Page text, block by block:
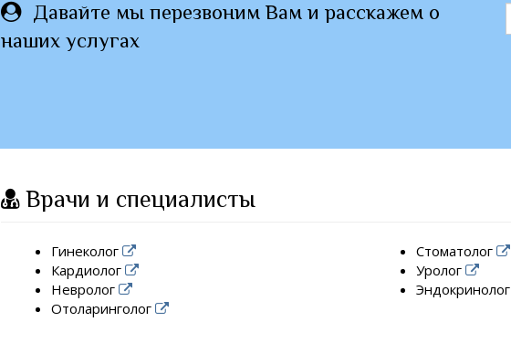
Давайте мы перезвоним Вам и расскажем о
наших услугах
Врачи и специалисты
Гинеколог
Кардиолог
Невролог
Отоларинголог
Стоматолог
Уролог
Эндокринолог